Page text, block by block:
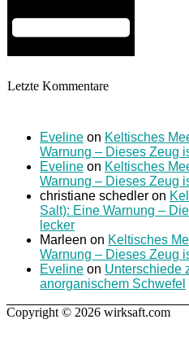
Letzte Kommentare
Eveline on Keltisches
Warnung – Dieses Zeug
Eveline on Keltisches
Warnung – Dieses Zeug
christiane schedler on
Salt): Eine Warnung –
lecker
Marleen on Keltisches
Warnung – Dieses Zeug
Eveline on Unterschiede
anorganischem Schwefel
Copyright © 2026 wirksaft.com